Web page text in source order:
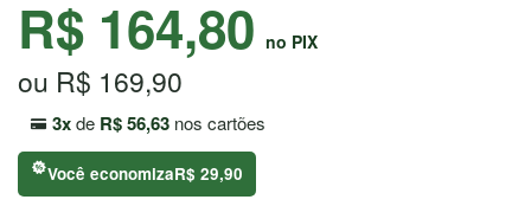
9957-
7044
Chat
WhatsApp
Envie-
nos uma
R$ 164,80 no PIX
ou R$ 169,90
3xde R$ 56,63 nos cartões
Você economizaR$ 29,90